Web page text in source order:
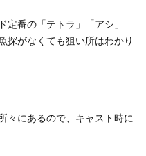
定番の「テトラ」「アシ」
探がなくても狙い所はわかり
々にあるので、キャスト時に